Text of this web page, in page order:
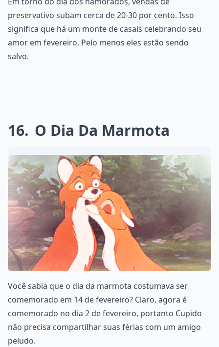
preservativo subam cerca de 20-30 por cento. Isso
significa que há um monte de casais celebrando seu
amor em fevereiro. Pelo menos eles estão sendo
salvo.
16 O Dia Da Marmota
Você sabia que o dia da marmota costumava ser
comemorado em 14 de fevereiro? Claro, agora é
comemorado no dia 2 de fevereiro, portanto Cupido
não precisa compartilhar suas férias com um amigo
peludo.